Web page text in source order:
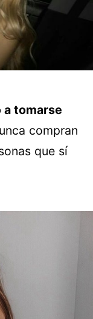
a tomarse
compran
que sí